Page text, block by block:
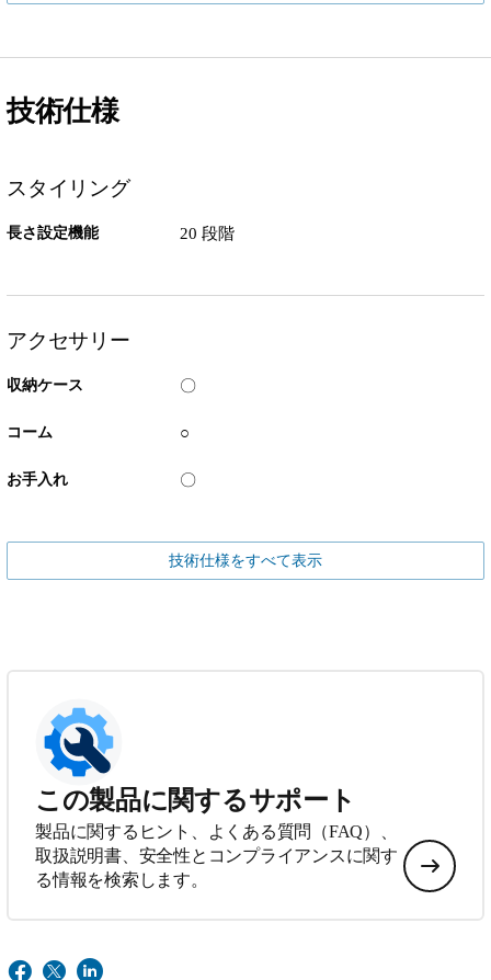
技術仕様
スタイリング
長さ設定機能 20 段階
アクセサリー
収納ケース 〇
コーム ○
お手入れ 〇
技術仕様をすべて表示
この製品に関するサポート
製品に関するヒント、よくある質問（FAQ）、
取扱説明書、安全性とコンプライアンスに関す
る情報を検索します。